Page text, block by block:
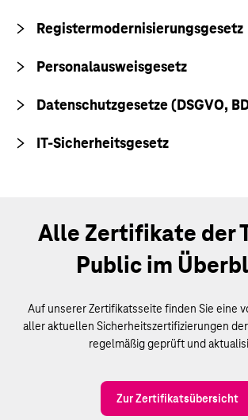
Registermodernisierungsgesetz
Personalausweisgesetz
Datenschutzgesetze (DSGVO,
IT-Sicherheitsgesetz
Alle Zertifikate der
Public im
Auf unserer Zertifikatsseite finden Sie eine
aller aktuellen Sicherheitszertifizierungen
regelmäßig geprüft und
Zur Zertifikatsübersicht